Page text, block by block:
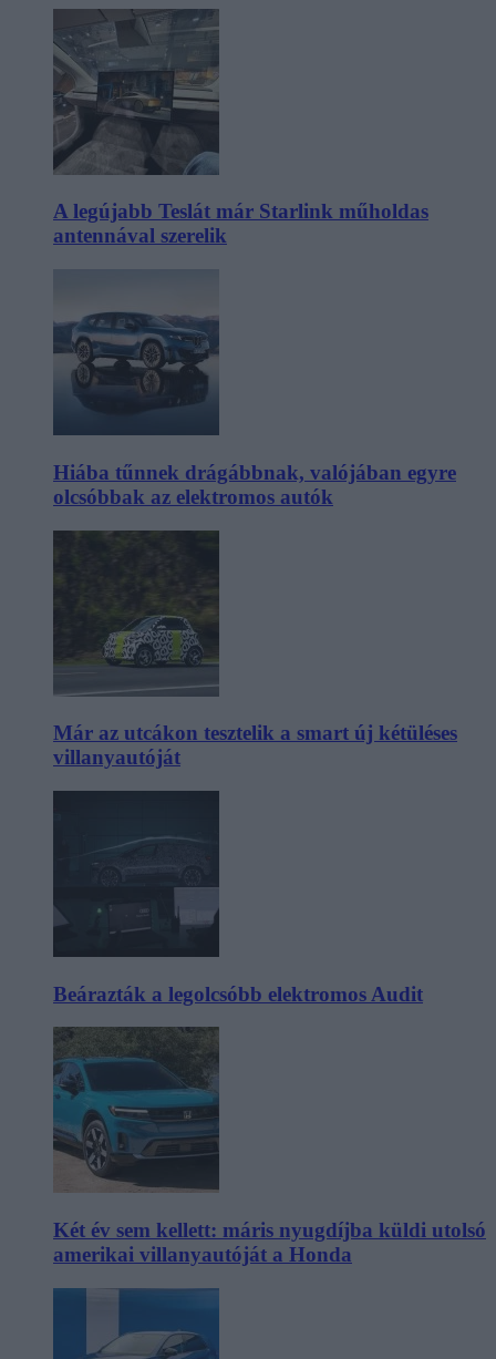
A legújabb Teslát már Starlink műholdas
antennával szerelik
Hiába tűnnek drágábbnak, valójában egyre
olcsóbbak az elektromos autók
Már az utcákon tesztelik a smart új kétüléses
villanyautóját
Beárazták a legolcsóbb elektromos Audit
Két év sem kellett: máris nyugdíjba küldi utolsó
amerikai villanyautóját a Honda